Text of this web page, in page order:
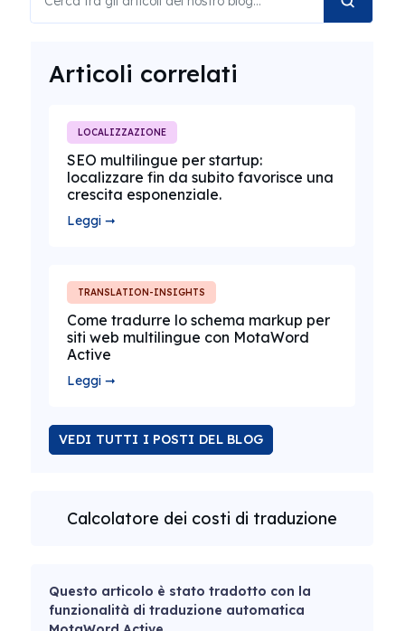
Articoli correlati
LOCALIZZAZIONE
SEO multilingue per startup:
localizzare fin da subito favorisce una
crescita esponenziale.
Leggi ➞
TRANSLATION-INSIGHTS
Come tradurre lo schema markup per
siti web multilingue con MotaWord
Active
Leggi ➞
VEDI TUTTI I POSTI DEL BLOG
Calcolatore dei costi di traduzione
Questo articolo è stato tradotto con la
funzionalità di traduzione automatica